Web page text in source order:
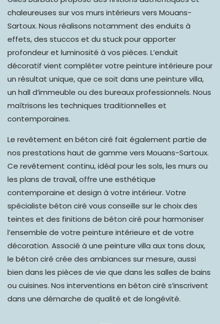
chaleureuses sur vos murs intérieurs vers Mouans-
Sartoux. Nous réalisons notamment des enduits à
effets, des stuccos et du stuck pour apporter
profondeur et luminosité à vos pièces. L’enduit
décoratif vient compléter votre peinture intérieure pour
un résultat unique, que ce soit dans une peinture villa,
un hall d’immeuble ou des bureaux professionnels. Nous
maîtrisons les techniques traditionnelles et
contemporaines.
Le revêtement en béton ciré fait également partie de
nos prestations haut de gamme vers Mouans-Sartoux.
Ce revêtement continu,idéal pour les sols,les murs ou
les plans de travail, offre une esthétique
contemporaine et design à votre intérieur. Votre
spécialiste béton ciré vous conseille sur le choix des
teintes et des finitions de béton ciré pour harmoniser
l’ensemble de votre peinture intérieure et de votre
décoration. Associé à une peinture villa aux tons doux,
le béton ciré crée des ambiances sur mesure, aussi
bien dans les pièces de vie que dans les salles de bains
ou cuisines. Nos interventions en béton ciré s’inscrivent
dans une démarche de qualité et de longévité.